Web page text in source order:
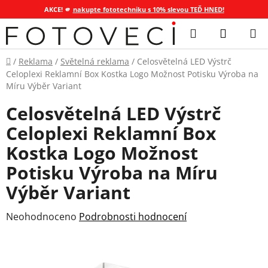
AKCE! 🫵 nakupte fototechniku s 10% slevou TEĎ HNED!
Přejít
na
obsah
Hledat
KOŠÍK
Domů
/ Reklama / Světelná reklama / Celosvětelná LED Výstrč
Celoplexi Reklamní Box Kostka Logo Možnost Potisku Výroba na
Míru Výběr Variant
Celosvětelná LED Výstrč
Celoplexi Reklamní Box
Kostka Logo Možnost
Potisku Výroba na Míru
Výběr Variant
Průměrné
Neohodnoceno Podrobnosti hodnocení